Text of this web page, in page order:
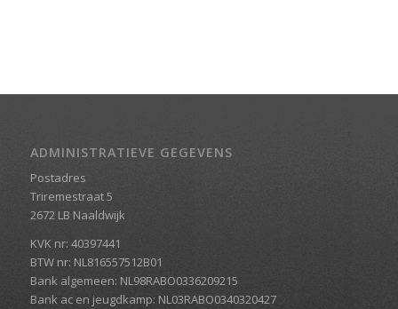
ADMINISTRATIEVE GEGEVENS
Postadres
Triremestraat 5
2672 LB Naaldwijk
KVK nr: 40397441
BTW nr: NL816557512B01
Bank algemeen: NL98RABO0336209215
Bank ac en jeugdkamp: NL03RABO0340320427